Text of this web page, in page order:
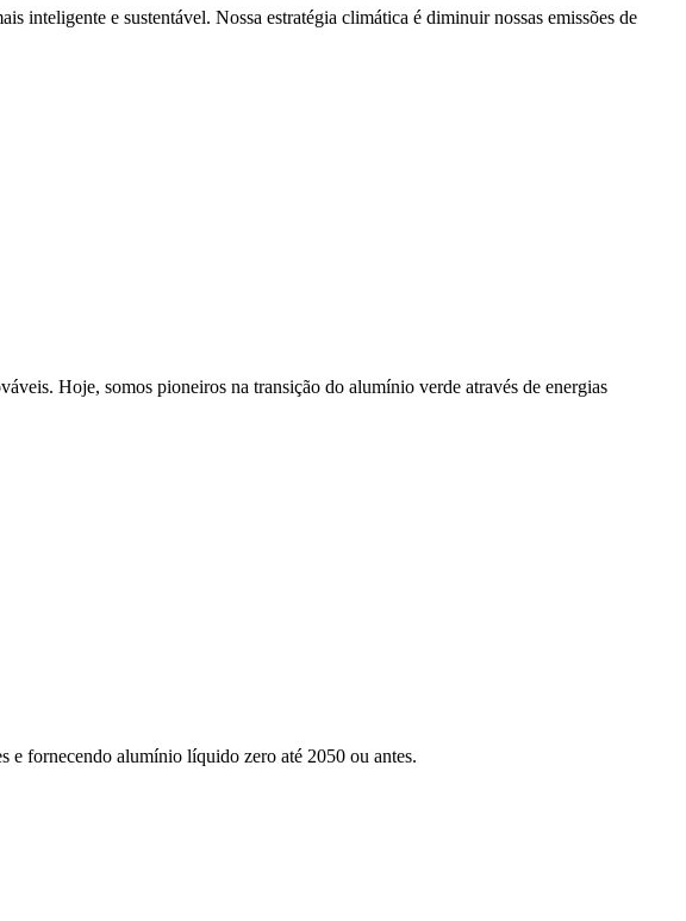
inteligente e sustentável. Nossa estratégia climática é diminuir nossas emissões de
Hoje, somos pioneiros na transição do alumínio verde através de energias
e fornecendo alumínio líquido zero até 2050 ou antes.